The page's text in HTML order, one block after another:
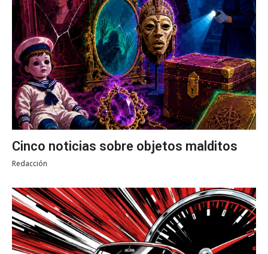
Cinco noticias sobre objetos malditos
Redacción